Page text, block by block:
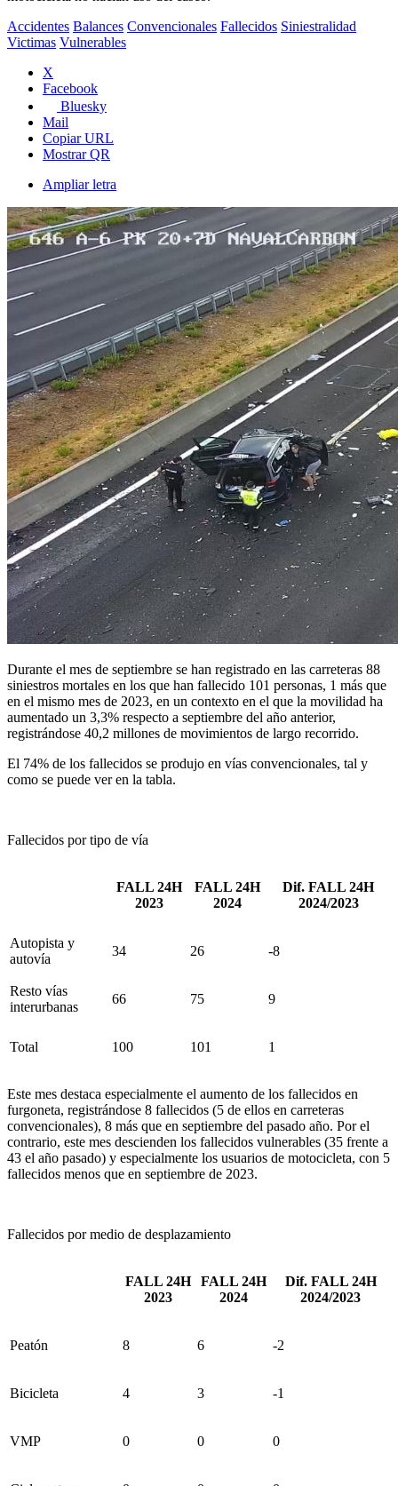
Accidentes Balances Convencionales Fallecidos Siniestralidad
Victimas Vulnerables
X
Facebook
Bluesky
Mail
Copiar URL
Mostrar QR
Ampliar letra
Durante el mes de septiembre se han registrado en las carreteras 88
siniestros mortales en los que han fallecido 101 personas, 1 más que
en el mismo mes de 2023, en un contexto en el que la movilidad ha
aumentado un 3,3% respecto a septiembre del año anterior,
registrándose 40,2 millones de movimientos de largo recorrido.
El 74% de los fallecidos se produjo en vías convencionales, tal y
como se puede ver en la tabla.
Fallecidos por tipo de vía
FALL 24H
2023
FALL 24H
2024
Dif. FALL 24H
2024/2023
Autopista y
autovía
34 26 -8
Resto vías
interurbanas
66 75 9
Total 100 101 1
Este mes destaca especialmente el aumento de los fallecidos en
furgoneta, registrándose 8 fallecidos (5 de ellos en carreteras
convencionales), 8 más que en septiembre del pasado año. Por el
contrario, este mes descienden los fallecidos vulnerables (35 frente a
43 el año pasado) y especialmente los usuarios de motocicleta, con 5
fallecidos menos que en septiembre de 2023.
Fallecidos por medio de desplazamiento
FALL 24H
2023
FALL 24H
2024
Dif. FALL 24H
2024/2023
Peatón 8 6 -2
Bicicleta 4 3 -1
VMP 0 0 0